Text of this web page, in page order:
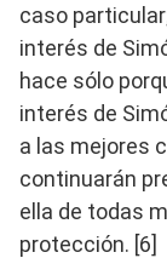
caso
interés de
hace sólo
interés de
a las mejores
continuarán
ella de todas
protección. [6]